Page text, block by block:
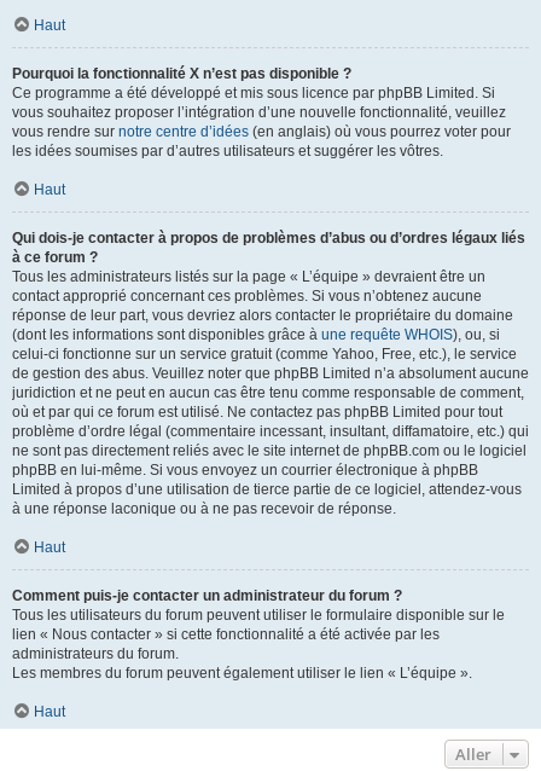
Haut
Pourquoi la fonctionnalité X n’est pas disponible ?
Ce programme a été développé et mis sous licence par phpBB Limited. Si
vous souhaitez proposer l’intégration d’une nouvelle fonctionnalité, veuillez
vous rendre sur notre centre d’idées (en anglais) où vous pourrez voter pour
les idées soumises par d’autres utilisateurs et suggérer les vôtres.
Haut
Qui dois-je contacter à propos de problèmes d’abus ou d’ordres légaux liés
à ce forum ?
Tous les administrateurs listés sur la page « L’équipe » devraient être un
contact approprié concernant ces problèmes. Si vous n’obtenez aucune
réponse de leur part, vous devriez alors contacter le propriétaire du domaine
(dont les informations sont disponibles grâce à une requête WHOIS), ou, si
celui-ci fonctionne sur un service gratuit (comme Yahoo, Free, etc.), le service
de gestion des abus. Veuillez noter que phpBB Limited n’a absolument aucune
juridiction et ne peut en aucun cas être tenu comme responsable de comment,
où et par qui ce forum est utilisé. Ne contactez pas phpBB Limited pour tout
problème d’ordre légal (commentaire incessant, insultant, diffamatoire, etc.) qui
ne sont pas directement reliés avec le site internet de phpBB.com ou le logiciel
phpBB en lui-même. Si vous envoyez un courrier électronique à phpBB
Limited à propos d’une utilisation de tierce partie de ce logiciel, attendez-vous
à une réponse laconique ou à ne pas recevoir de réponse.
Haut
Comment puis-je contacter un administrateur du forum ?
Tous les utilisateurs du forum peuvent utiliser le formulaire disponible sur le
lien « Nous contacter » si cette fonctionnalité a été activée par les
administrateurs du forum.
Les membres du forum peuvent également utiliser le lien « L’équipe ».
Haut
Aller